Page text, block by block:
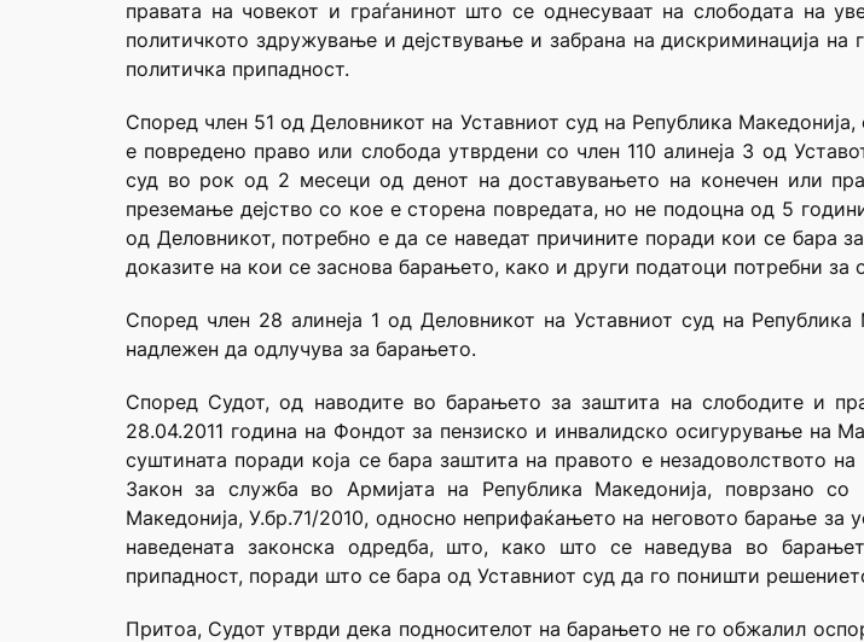
правата на човекот и граѓанинот што се однесуваат на слободата на
политичкото здружување и дејствување и забрана на дискриминација на
политичка припадност.
Според член 51 од Деловникот на Уставниот суд на Република
е повредено право или слобода утврдени со член 110 алинеја 3 од
суд во рок од 2 месеци од денот на доставувањето на конечен или
преземање дејство со кое е сторена повредата, но не подоцна од 5
од Деловникот, потребно е да се наведат причините поради кои се бара
доказите на кои се заснова барањето, како и други податоци потребни за
Според член 28 алинеја 1 од Деловникот на Уставниот суд на
надлежен да одлучува за барањето.
Според Судот, од наводите во барањето за заштита на слободите и
28.04.2011 година на Фондот за пензиско и инвалидско осигурување на
суштината поради која се бара заштита на правото е незадоволството
Закон за служба во Армијата на Република Македонија, поврзано
Македонија, У.бр.71/2010, односно неприфаќањето на неговото барање за
наведената законска одредба, што, како што се наведува во
припадност, поради што се бара од Уставниот суд да го поништи
Притоа, Судот утврди дека подносителот на барањето не го обжалил